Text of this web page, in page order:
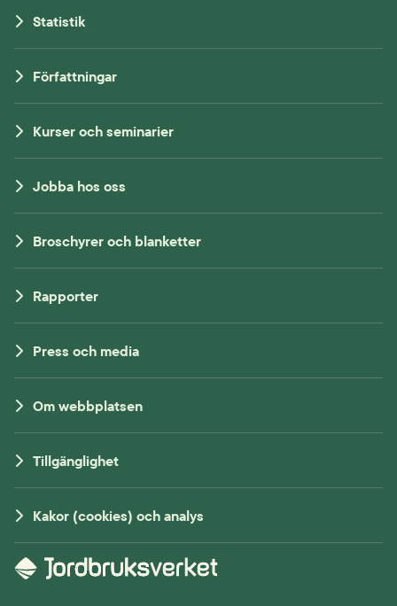
Statistik
Författningar
Kurser och seminarier
Jobba hos oss
Broschyrer och blanketter
Rapporter
Press och media
Om webbplatsen
Tillgänglighet
Kakor (cookies) och analys